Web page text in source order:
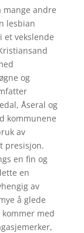
mange andre
lesbian
vekslende
og
Åseral og
kommunene
av
presisjon.
en fin og
en
av
å glede
kommer med